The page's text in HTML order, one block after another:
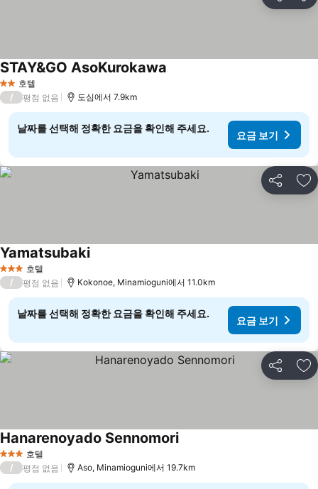
2 성급호텔
STAY&GO AsoKurokawa
/ 평점 없음 도심에서 7.9km
날짜를 선택해 정확한 요금을 확인해 주세요.
요금 보기
공유 즐
3 성급 호텔
Yamatsubaki
/ 평점 없음 Kokonoe, Minamioguni에서 11.0km
날짜를 선택해 정확한 요금을 확인해 주세요.
요금 보기
공유 즐
3 성급 호텔
Hanarenoyado Sennomori
/ 평점 없음 Aso, Minamioguni에서 19.7km